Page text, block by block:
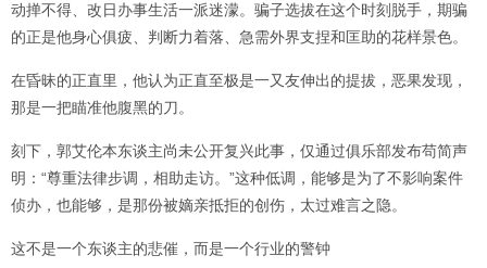
动掸不得、改日办事生活一派迷濛。骗子选拔在这个时刻脱手，期骗
的正是他身心俱疲、判断力着落、急需外界支捏和匡助的花样景色。
在昏昧的正直里，他认为正直至极是一又友伸出的提拔，恶果发现，
那是一把瞄准他腹黑的刀。
刻下，郭艾伦本东谈主尚未公开复兴此事，仅通过俱乐部发布苟简声
明：“尊重法律步调，相助走访。”这种低调，能够是为了不影响案件
侦办，也能够，是那份被嫡亲抵拒的创伤，太过难言之隐。
这不是一个东谈主的悲催，而是一个行业的警钟